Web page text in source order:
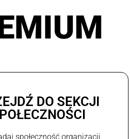
DO SEKCJI
społeczność organizacji